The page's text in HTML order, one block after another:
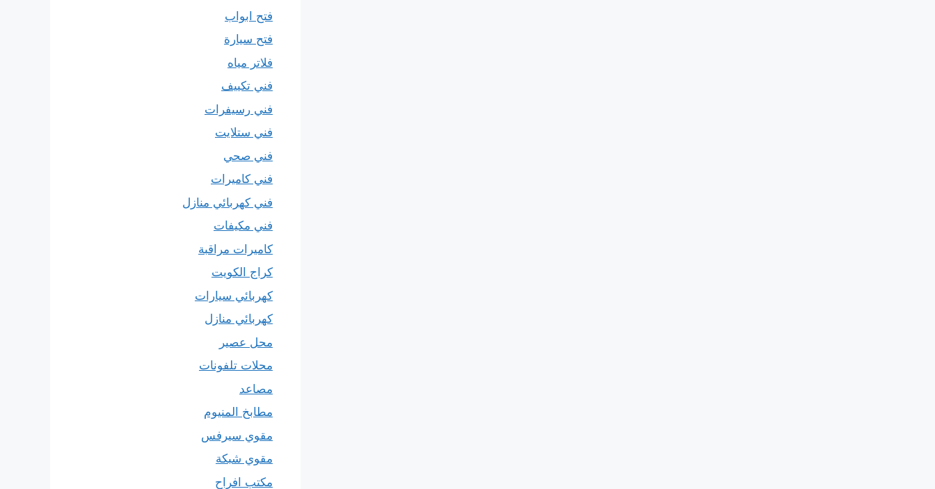
فتح ابواب
فتح سيارة
فلاتر مياه
فني تكييف
فني رسيفرات
فني ستلايت
فني صحي
فني كاميرات
فني كهربائي منازل
فني مكيفات
كاميرات مراقبة
كراج الكويت
كهربائي سيارات
كهربائي منازل
محل عصير
محلات تلفونات
مصاعد
مطابخ المنيوم
مقوي سيرفس
مقوي شبكة
مكتب افراح